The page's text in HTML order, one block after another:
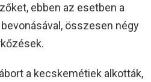
ebben az esetben a
összesen négy
a kecskemétiek alkották,